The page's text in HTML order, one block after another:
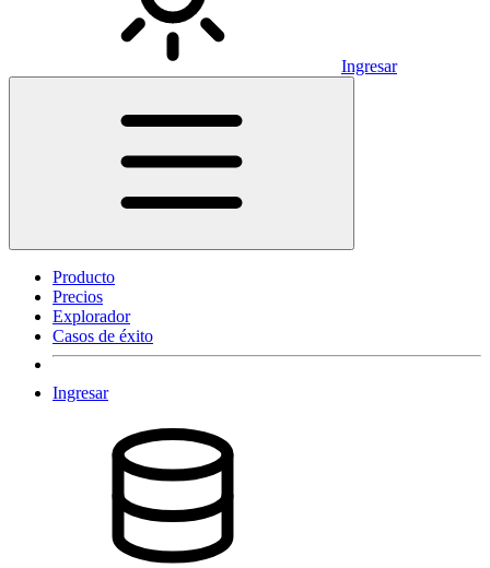
Ingresar
Producto
Precios
Explorador
Casos de éxito
Ingresar